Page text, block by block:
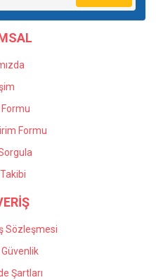
pahalı.
Formu
Sözleşmesi
Şartları